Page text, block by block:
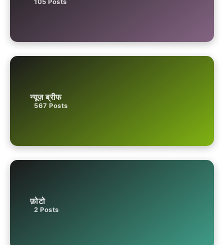
न्यूज़ ब्रीफ
567 Posts
फ़ोटो
2 Posts